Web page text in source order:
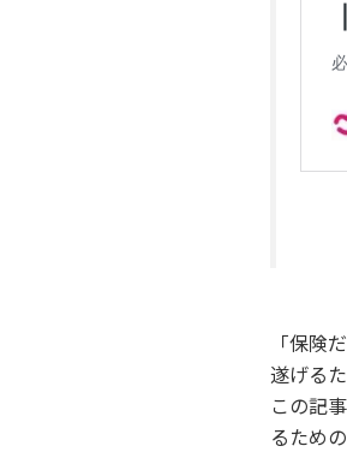
「保険
遂げる
この記
るため